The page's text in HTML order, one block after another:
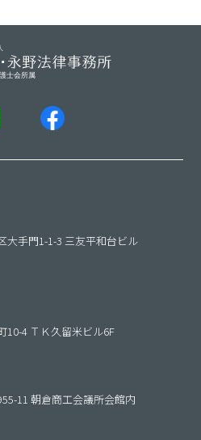
大手門1-1-3 三友平和台ビル
10-4 ＴＫ久留米ビル6F
11 朝倉商工会議所会館内